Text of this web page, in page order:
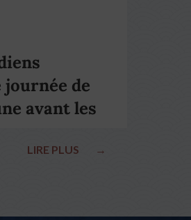
de
avant les
LIRE PLUS →